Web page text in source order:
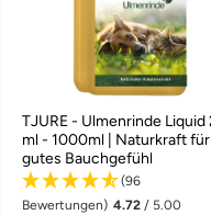
TJURE - Ulmenrinde Liquid
ml - 1000ml | Naturkraft
gutes Bauchgefühl
(96
Bewertungen) 4.72 / 5.00